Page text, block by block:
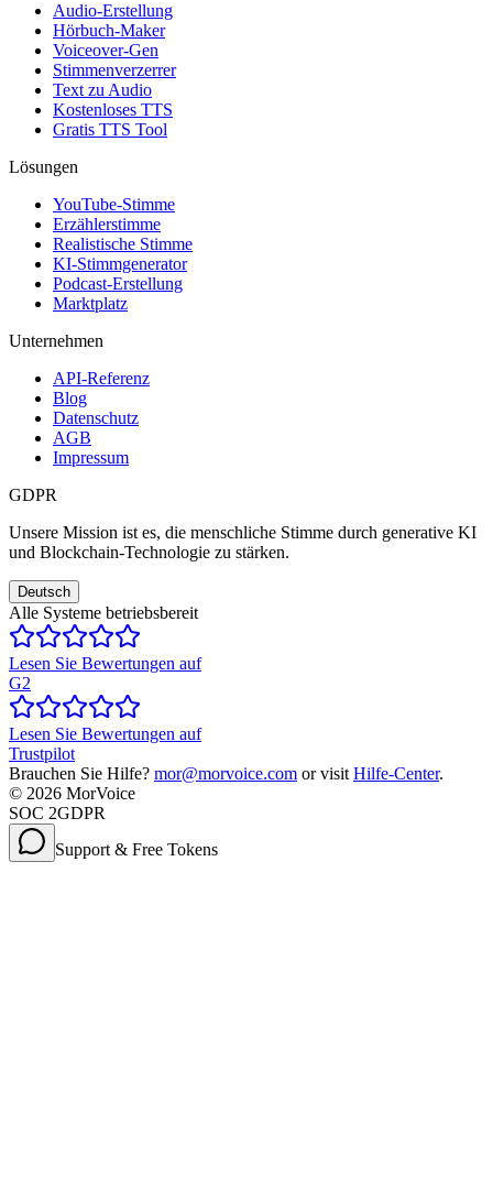
Audio-Erstellung
Hörbuch-Maker
Voiceover-Gen
Stimmenverzerrer
Text zu Audio
Kostenloses TTS
Gratis TTS Tool
Lösungen
YouTube-Stimme
Erzählerstimme
Realistische Stimme
KI-Stimmgenerator
Podcast-Erstellung
Marktplatz
Unternehmen
API-Referenz
Blog
Datenschutz
AGB
Impressum
GDPR
Unsere Mission ist es, die menschliche Stimme durch generative KI
und Blockchain-Technologie zu stärken.
Deutsch
Alle Systeme betriebsbereit
Lesen Sie Bewertungen auf
G2
Lesen Sie Bewertungen auf
Trustpilot
Brauchen Sie Hilfe? mor@morvoice.com or visit Hilfe-Center.
© 2026 MorVoice
SOC 2GDPR
Support & Free Tokens